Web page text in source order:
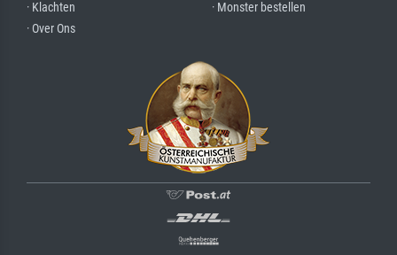
· Klachten
· Over Ons
· Monster bestellen